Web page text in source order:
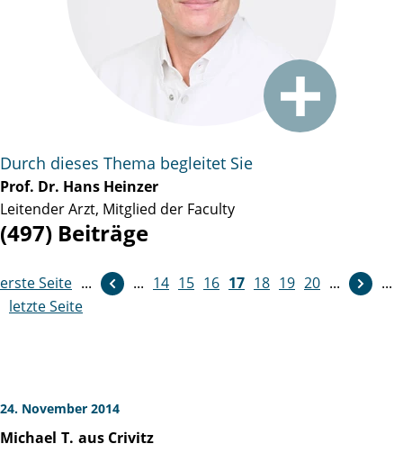
Durch dieses Thema begleitet Sie
Prof. Dr. Hans Heinzer
Leitender Arzt, Mitglied der Faculty
(497) Beiträge
erste Seite ... ... 14 15 16 17 18 19 20 ...
weiter
...
letzte Seite
24. November 2014
Michael T. aus Crivitz